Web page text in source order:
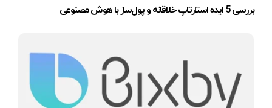
بررسی 5 ایده استارتاپ خلاقانه و پول‌ساز با هوش مصنوعی